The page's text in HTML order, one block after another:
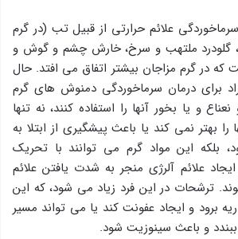
علائم حرارتی از قبیل تب (در گرم
گلودرد ملتهب و سرخ، خارش چشم و گوش و
در گرم مزاجان بیشتر اتفاق می افتد. حال
برای درمان سرماخوردگی دمنوش های گرم
و یا بخور آنها را استفاده کنند، نه تنها
را بهتر نمی کند یا باعث پیشگیری از ابتلا به
بلکه این مواد گرم می توانند با تحریک
علائم آلرژی منجر به شدت یافتن علائم
ترشحات در این فرد زیاد می شود، که این
برود و ایجاد عفونت کند یا می تواند مسیر
و باعث سینوزیت شود.